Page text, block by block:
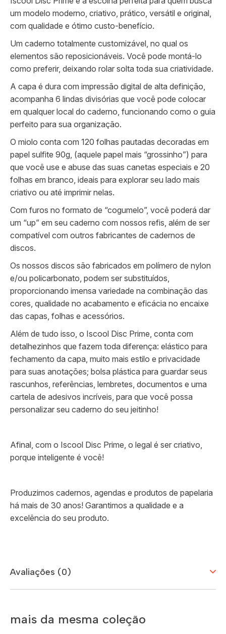
um modelo moderno, criativo, prático, versátil e original,
com qualidade e ótimo custo-benefício.
Um caderno totalmente customizável, no qual os
elementos são reposicionáveis. Você pode montá-lo
como preferir, deixando rolar solta toda sua criatividade.
A capa é dura com impressão digital de alta definição,
acompanha 6 lindas divisórias que você pode colocar
em qualquer local do caderno, funcionando como o guia
perfeito para sua organização.
O miolo conta com 120 folhas pautadas decoradas em
papel sulfite 90g, (aquele papel mais “grossinho”) para
que você use e abuse das suas canetas especiais e 20
folhas em branco, ideais para explorar seu lado mais
criativo ou até imprimir nelas.
Com furos no formato de “cogumelo”, você poderá dar
um “up” em seu caderno com nossos refis, além de ser
compatível com outros fabricantes de cadernos de
discos.
Os nossos discos são fabricados em polímero de nylon
e/ou policarbonato, podem ser substituídos,
proporcionando imensa variedade na combinação das
cores, qualidade no acabamento e eficácia no encaixe
das capas, folhas e acessórios.
Além de tudo isso, o Iscool Disc Prime, conta com
detalhezinhos que fazem toda diferença: elástico para
fechamento da capa, muito mais estilo e privacidade
para suas anotações; bolsa plástica para guardar seus
rascunhos, referências, lembretes, documentos e uma
cartela de adesivos incríveis, para que você possa
personalizar seu caderno do seu jeitinho!
Afinal, com o Iscool Disc Prime, o legal é ser criativo,
porque inteligente é você!
Produzimos cadernos, agendas e produtos de papelaria
há mais de 30 anos! Garantimos a qualidade e a
excelência do seu produto.
Avaliações (0)
mais da mesma coleção